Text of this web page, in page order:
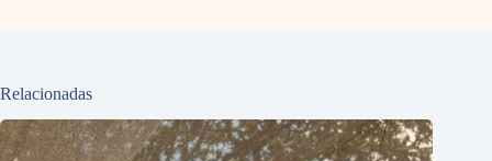
Relacionadas